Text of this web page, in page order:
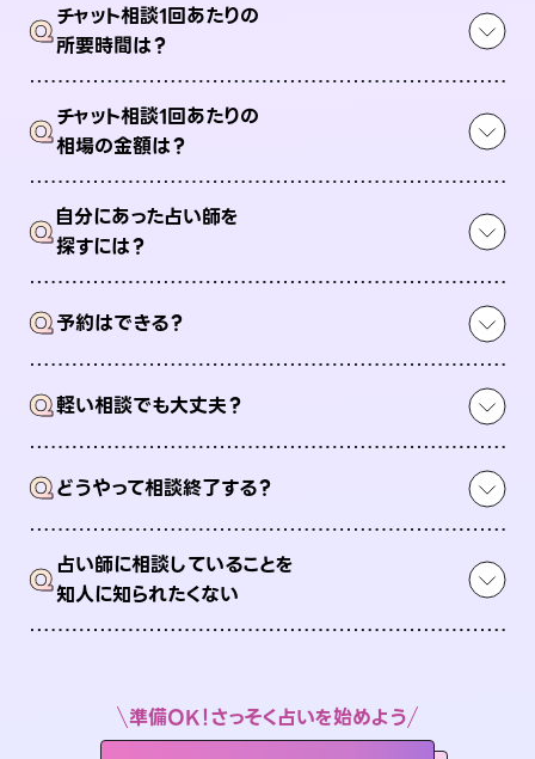
Qチャット相談1回あたりの
所要時間は？
Qチャット相談1回あたりの
相場の金額は？
Q自分にあった占い師を
探すには？
Q予約はできる？
Q軽い相談でも大丈夫？
Qどうやって相談終了する？
Q占い師に相談していることを
知人に知られたくない
準備OK！さっそく占いを始めよう